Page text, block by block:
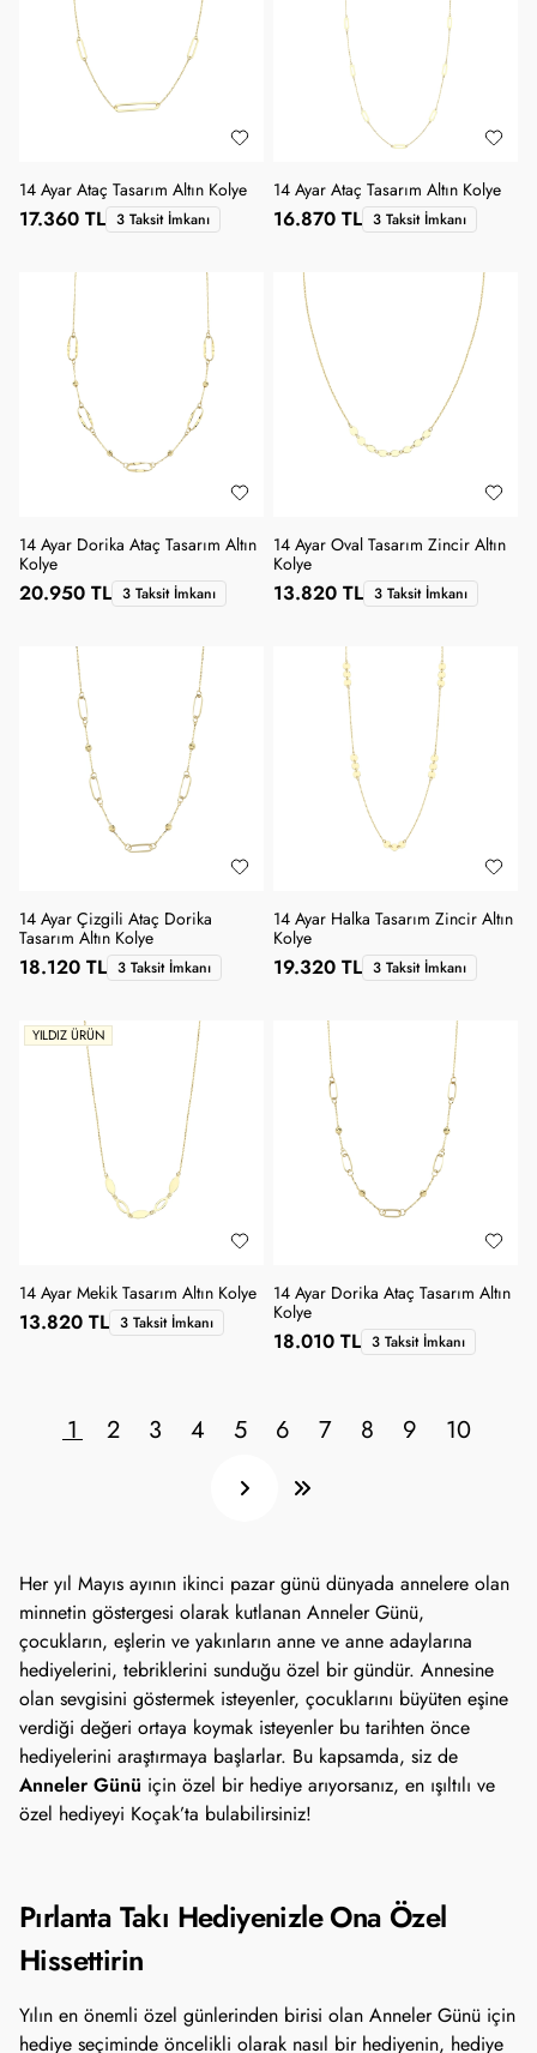
14 Ayar Ataç Tasarım Altın Kolye
17.360 TL 3 Taksit İmkanı
14 Ayar Ataç Tasarım Altın Kolye
16.870 TL 3 Taksit İmkanı
14 Ayar Dorika Ataç Tasarım Altın
Kolye
20.950 TL 3 Taksit İmkanı
14 Ayar Oval Tasarım Zincir Altın
Kolye
13.820 TL 3 Taksit İmkanı
14 Ayar Çizgili Ataç Dorika
Tasarım Altın Kolye
18.120 TL 3 Taksit İmkanı
14 Ayar Halka Tasarım Zincir Altın
Kolye
19.320 TL 3 Taksit İmkanı
YILDIZ ÜRÜN
14 Ayar Mekik Tasarım Altın Kolye
13.820 TL 3 Taksit İmkanı
14 Ayar Dorika Ataç Tasarım Altın
Kolye
18.010 TL 3 Taksit İmkanı
1 2 3 4 5 6 7 8 9 10
Her yıl Mayıs ayının ikinci pazar günü dünyada annelere olan
minnetin göstergesi olarak kutlanan Anneler Günü,
çocukların, eşlerin ve yakınların anne ve anne adaylarına
hediyelerini, tebriklerini sunduğu özel bir gündür. Annesine
olan sevgisini göstermek isteyenler, çocuklarını büyüten eşine
verdiği değeri ortaya koymak isteyenler bu tarihten önce
Anneler Günü için özel bir hediye arıyorsanız, en ışıltılı ve
özel hediyeyi Koçak’ta bulabilirsiniz!
Pırlanta Takı Hediyenizle Ona Özel
Hissettirin
Yılın en önemli özel günlerinden birisi olan Anneler Günü için
hediye seçiminde öncelikli olarak nasıl bir hediyenin, hediye